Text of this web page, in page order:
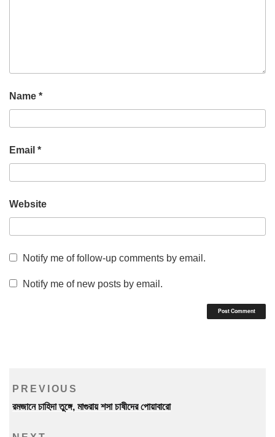
Name *
Email *
Website
Notify me of follow-up comments by email.
Notify me of new posts by email.
Post
navigation
Previous
Post
PREVIOUS
রমজানে চাহিদা তুঙ্গে, মাগুরায় শসা চাষীদের পোয়াবারো